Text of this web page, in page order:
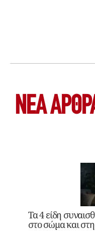
ΝΕΑ
Τα 4 είδη
στο σώμα και